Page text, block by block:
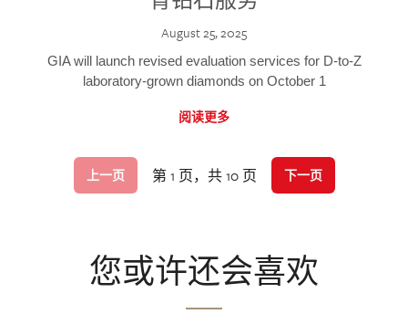
August 25, 2025
GIA will launch revised evaluation services for D-to-Z
laboratory-grown diamonds on October 1
阅读更多
上一页 第 1 页，共 10 页 下一页
您或许还会喜欢